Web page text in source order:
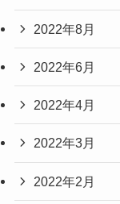
2022年8月
2022年6月
2022年4月
2022年3月
2022年2月